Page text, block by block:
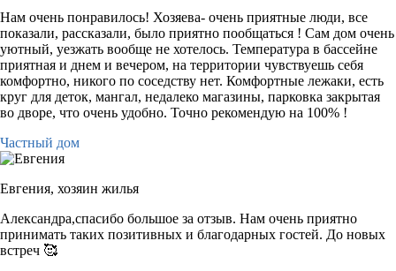
Нам очень понравилось! Хозяева- очень приятные люди, все
показали, рассказали, было приятно пообщаться ! Сам дом очень
уютный, уезжать вообще не хотелось. Температура в бассейне
приятная и днем и вечером, на территории чувствуешь себя
комфортно, никого по соседству нет. Комфортные лежаки, есть
круг для деток, мангал, недалеко магазины, парковка закрытая
во дворе, что очень удобно. Точно рекомендую на 100% !
Частный дом
Евгения, хозяин жилья
Александра,спасибо большое за отзыв. Нам очень приятно
принимать таких позитивных и благодарных гостей. До новых
встреч 🥰